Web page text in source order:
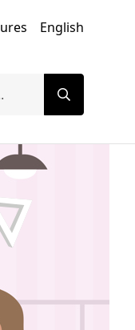
English